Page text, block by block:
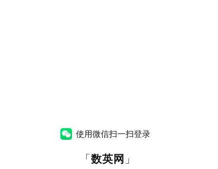
使用微信扫一扫登录
「数英网 」